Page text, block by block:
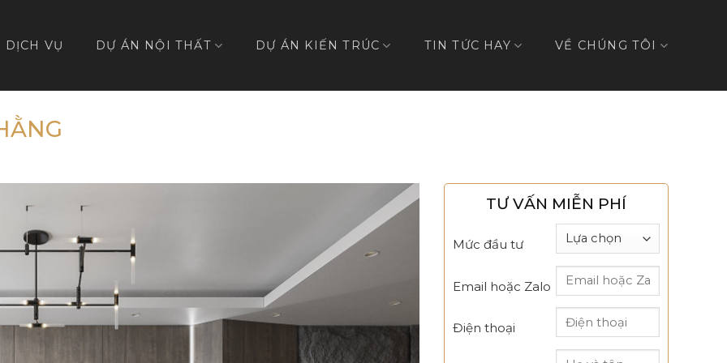
DỊCH VỤ DỰ ÁN NỘI THẤT DỰ ÁN KIẾN TRÚC TIN TỨC HAY VỀ CHÚNG TÔI
TƯ VẤN MIỄN PHÍ
Mức đầu tư
Email hoặc Zalo
Điện thoại